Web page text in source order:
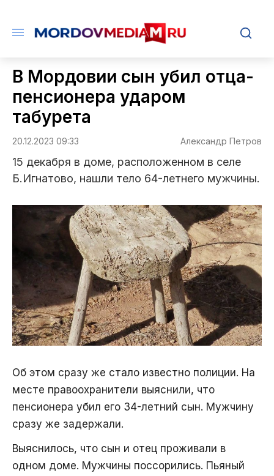
В Мордовии сын убил отца-
пенсионера ударом
табурета
20.12.2023 09:33 Александр Петров
15 декабря в доме, расположенном в селе
Б.Игнатово, нашли тело 64-летнего мужчины.
Об этом сразу же стало известно полиции. На
месте правоохранители выяснили, что
пенсионера убил его 34-летний сын. Мужчину
сразу же задержали.
Выяснилось, что сын и отец проживали в
одном доме. Мужчины поссорились. Пьяный